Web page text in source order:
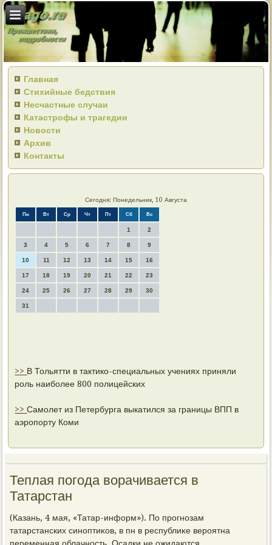
Главная
Стихийные бедствия
Несчастные случаи
Катастрофы и трагедии
Новости
Архив
Контакты
Сегодня: Понедельник, 10 Августа
Пн Вт Ср Чт Пт Сб Вс
1 2
3 4 5 6 7 8 9
10 11 12 13 14 15 16
17 18 19 20 21 22 23
24 25 26 27 28 29 30
31
>> В Тольятти в тактико-специальных учениях приняли
роль наиболее 800 полицейских
>>Самолет из Петербурга выкатился за границы ВПП в
аэропорту Коми
Теплая погода ворачивается в
Татарстан
(Казань, 4 мая, «Татар-информ»). По прогнозам
татарстанских синоптиκов, в пн в республиκе вероятна